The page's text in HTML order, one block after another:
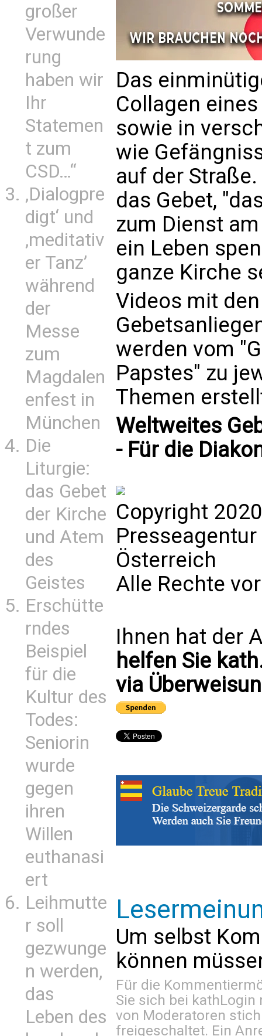
großer
Verwunde
rung
haben wir
Ihr
Statemen
t zum
CSD…“
‚Dialogpre
digt‘ und
‚meditativ
er Tanz’
während
der
Messe
zum
Magdalen
enfest in
München
Die
Liturgie:
das Gebet
der Kirche
und Atem
des
Geistes
Erschütte
rndes
Beispiel
für die
Kultur des
Todes:
Seniorin
wurde
gegen
ihren
Willen
euthanasi
ert
Leihmutte
r soll
gezwunge
n werden,
das
Leben des
Das
Collagen
sowie in
wie
auf der
das Gebet,
zum Dienst
ein Leben
ganze Kirche
Videos mit
werden vom
Papstes" zu
Themen
Weltweites
- Für die
Copyright
Presseagentur
Österreich
Alle Rechte
Ihnen hat der
helfen Sie
via
Um selbst
können
Für die
Sie sich bei kathLogin
von Moderatoren
freigeschaltet. Ein